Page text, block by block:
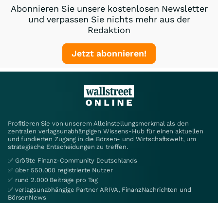
Abonnieren Sie unsere kostenlosen Newsletter
und verpassen Sie nichts mehr aus der
Redaktion
Jetzt abonnieren!
Profitieren Sie von unserem Alleinstellungsmerkmal als den
zentralen verlagsunabhängigen Wissens-Hub für einen aktuellen
und fundierten Zugang in die Börsen- und Wirtschaftswelt, um
strategische Entscheidungen zu treffen.
✅ Größte Finanz-Community Deutschlands
✅ über 550.000 registrierte Nutzer
✅ rund 2.000 Beiträge pro Tag
✅ verlagsunabhängige Partner ARIVA, FinanzNachrichten und
BörsenNews